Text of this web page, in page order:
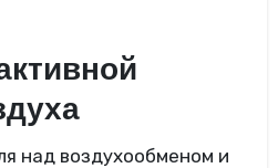
над воздухообменом и